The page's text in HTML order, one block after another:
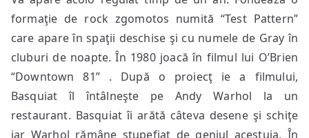
formaţie de rock zgomotos numită “Test Pattern”
care apare în spaţii deschise şi cu numele de Gray în
cluburi de noapte. În 1980 joacă în filmul lui O’Brien
“Downtown 81” . După o proiecţ ie a filmului,
Basquiat îl întâlneşte pe Andy Warhol la un
restaurant. Basquiat îi arătă câteva desene şi schiţe
iar Warhol rămâne stupefiat de geniul acestuia. În